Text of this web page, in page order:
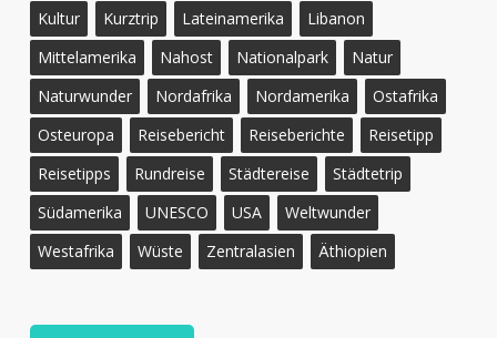
Kultur
Kurztrip Lateinamerika
Libanon
Mittelamerika
Nahost Nationalpark
Natur
Naturwunder
Nordafrika Nordamerika
Ostafrika
Osteuropa
Reisebericht Reiseberichte
Reisetipp
Reisetipps
Rundreise Städtereise
Städtetrip
Südamerika
UNESCO USA
Weltwunder
Westafrika
Wüste Zentralasien Äthiopien